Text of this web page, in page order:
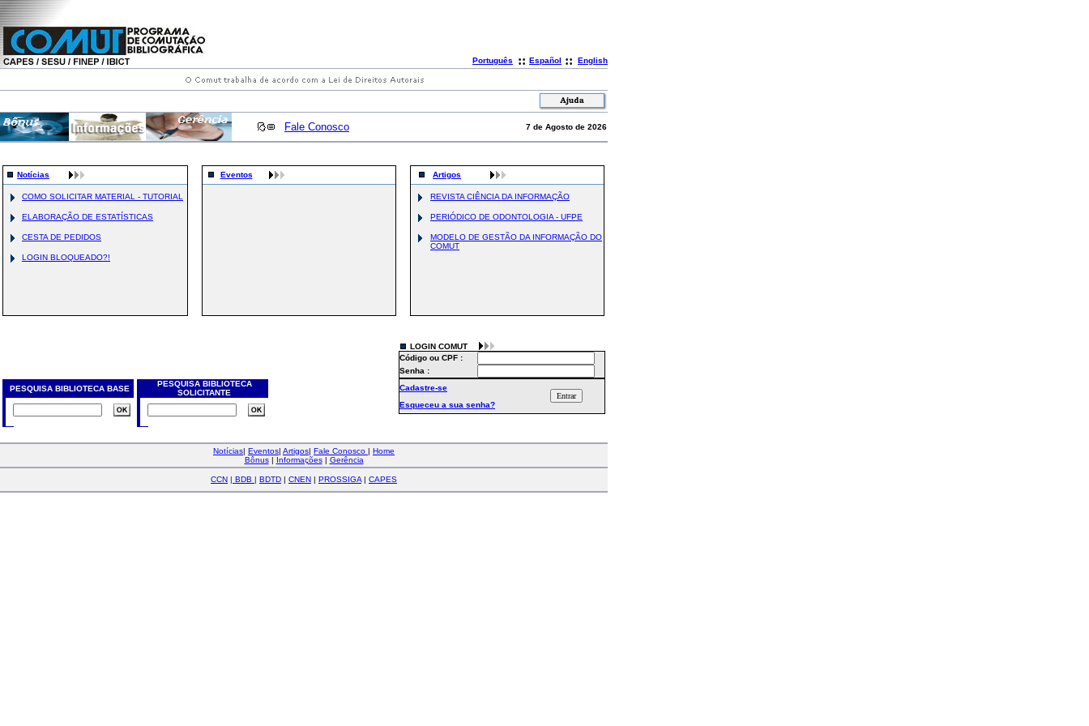
Português :: Español :: English
Fale Conosco 7 de Agosto de 2026
Notícias
COMO SOLICITAR MATERIAL - TUTORIAL
ELABORAÇÃO DE ESTATÍSTICAS
CESTA DE PEDIDOS
LOGIN BLOQUEADO?!
Eventos Artigos
REVISTA CIÊNCIA DA INFORMAÇÃO
PERIÓDICO DE ODONTOLOGIA - UFPE
MODELO DE GESTÃO DA INFORMAÇÃO DO
COMUT
PESQUISA BIBLIOTECA BASE
PESQUISA BIBLIOTECA
SOLICITANTE
LOGIN COMUT
Código ou CPF :
Senha :
Cadastre-se
Esqueceu a sua senha?
Notícias| Eventos| Artigos| Fale Conosco | Home
Bônus| Informações| Gerência
CCN | BDB | BDTD | CNEN | PROSSIGA | CAPES